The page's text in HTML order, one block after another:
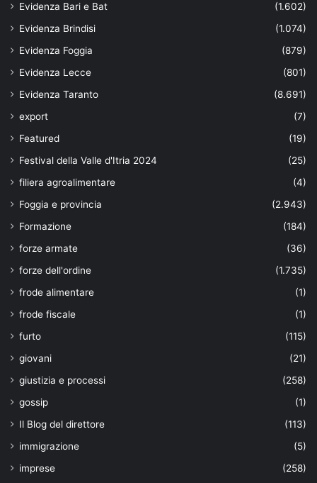
Evidenza Bari e Bat
(1.602)
Evidenza Brindisi
(1.074)
Evidenza Foggia
(879)
Evidenza Lecce
(801)
Evidenza Taranto
(8.691)
export
(7)
Featured
(19)
Festival della Valle d'Itria 2024
(25)
filiera agroalimentare
(4)
Foggia e provincia
(2.943)
Formazione
(184)
forze armate
(36)
forze dell'ordine
(1.735)
frode alimentare
(1)
frode fiscale
(1)
furto
(115)
giovani
(21)
giustizia e processi
(258)
gossip
(1)
Il Blog del direttore
(113)
immigrazione
(5)
imprese
(258)